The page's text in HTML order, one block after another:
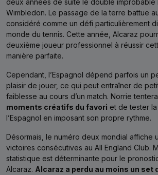
deux années de suite le double improbable
Wimbledon. Le passage de la terre battue
considéré comme un défi particulièrement
monde du tennis. Cette année, Alcaraz
deuxième joueur professionnel à réussir
manière parfaite.
Cependant, l’Espagnol dépend parfois un
plaisir de jouer, ce qui peut entraîner de
faiblesse au cours d’un match. Norrie
moments créatifs du favori et de tester
l’Espagnol en imposant son propre rythme.
Désormais, le numéro deux mondial affiche
victoires consécutives au All England Club.
statistique est déterminante pour le
Alcaraz. Alcaraz a perdu au moins un set